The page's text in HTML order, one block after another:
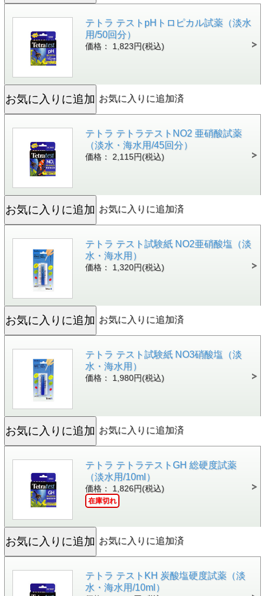
テトラ テストpHトロピカル試薬（淡水
用/50回分）
価格： 1,823円(税込)
お気に入りに追加済
テトラ テトラテストNO2 亜硝酸試薬
（淡水・海水用/45回分）
価格： 2,115円(税込)
お気に入りに追加済
テトラ テスト試験紙 NO2亜硝酸塩（淡
水・海水用）
価格： 1,320円(税込)
お気に入りに追加済
テトラ テスト試験紙 NO3硝酸塩（淡
水・海水用）
価格： 1,980円(税込)
お気に入りに追加済
テトラ テトラテストGH 総硬度試薬
（淡水用/10ml）
価格： 1,826円(税込)
在庫切れ
お気に入りに追加済
テトラ テストKH 炭酸塩硬度試薬（淡
水・海水用/10ml）